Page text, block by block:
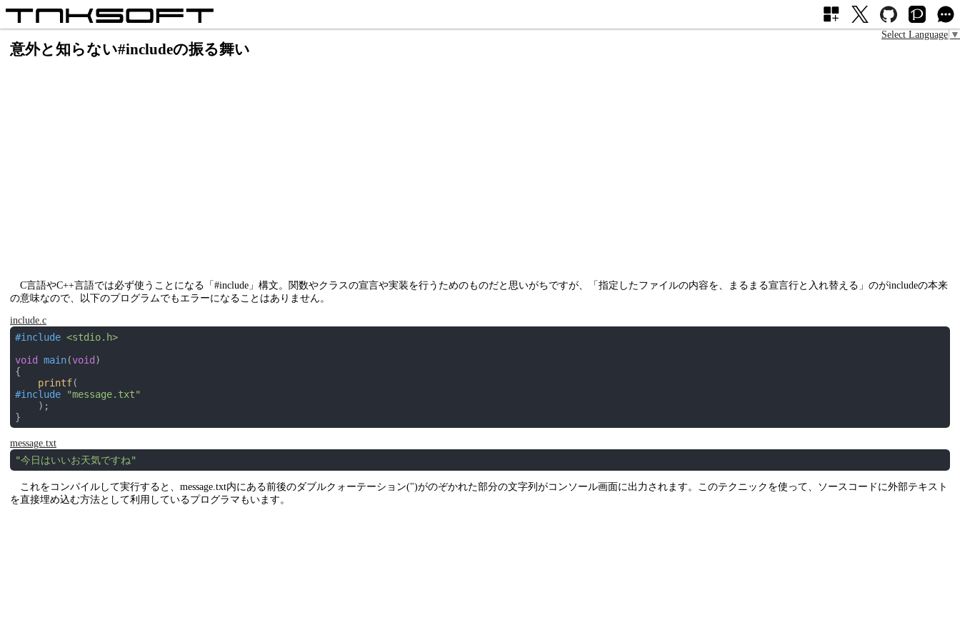
Select Language ▼
意外と知らない#includeの振る舞い
C言語やC++言語では必ず使うことになる「#include」構文。関数やクラスの宣言や実装を行うためのものだと思いがちですが、「指定したファイルの内容を、まるまる宣言行と入れ替える」のがincludeの本来
の意味なので、以下のプログラムでもエラーになることはありません。
include.c
#include <stdio.h>
void
main(void )
{
printf
#include
"message.txt"
    );
}
message.txt
"今日はいいお天気ですね"
これをコンパイルして実行すると、message.txt内にある前後のダブルクォーテーション(")がのぞかれた部分の文字列がコンソール画面に出力されます。このテクニックを使って、ソースコードに外部テキスト
を直接埋め込む方法として利用しているプログラマもいます。